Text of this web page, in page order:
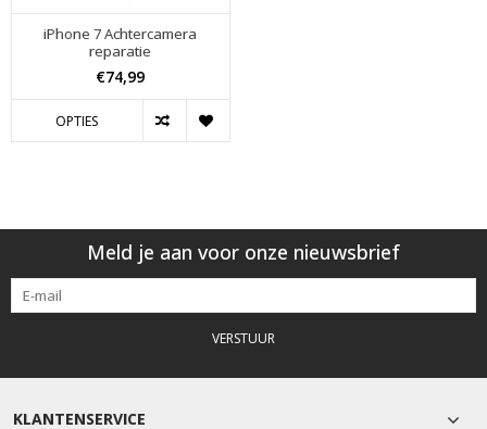
iPhone 7 Achtercamera
reparatie
€74,99
OPTIES
Meld je aan voor onze nieuwsbrief
VERSTUUR
KLANTENSERVICE